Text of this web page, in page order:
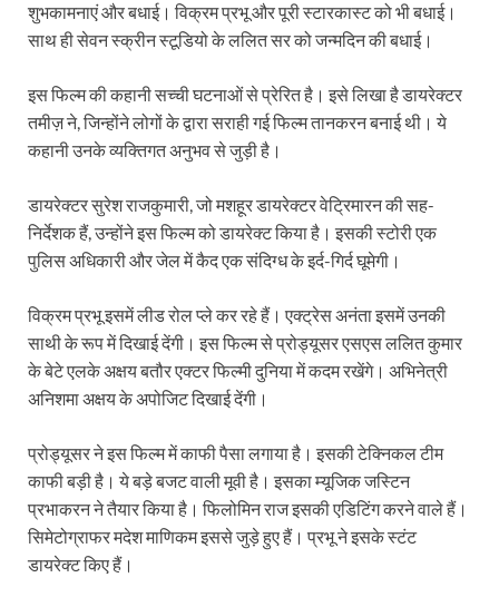
शुभकामनाएं और बधाई। विक्रम प्रभू और पूरी स्टारकास्ट को भी बधाई।
साथ ही सेवन स्क्रीन स्टूडियो के ललित सर को जन्मदिन की बधाई।
इस फिल्म की कहानी सच्ची घटनाओं से प्रेरित है। इसे लिखा है डायरेक्टर
तमीज़ ने, जिन्होंने लोगों के द्वारा सराही गई फिल्म तानकरन बनाई थी। ये
कहानी उनके व्यक्तिगत अनुभव से जुड़ी है।
डायरेक्टर सुरेश राजकुमारी, जो मशहूर डायरेक्टर वेट्रिमारन की सह-
निर्देशक हैं, उन्होंने इस फिल्म को डायरेक्ट किया है। इसकी स्टोरी एक
पुलिस अधिकारी और जेल में कैद एक संदिग्ध के इर्द-गिर्द घूमेगी।
विक्रम प्रभू इसमें लीड रोल प्ले कर रहे हैं। एक्ट्रेस अनंता इसमें उनकी
साथी के रूप में दिखाई देंगी। इस फिल्म से प्रोड्यूसर एसएस ललित कुमार
के बेटे एलके अक्षय बतौर एक्टर फिल्मी दुनिया में कदम रखेंगे। अभिनेत्री
अनिशमा अक्षय के अपोजिट दिखाई देंगी।
प्रोड्यूसर ने इस फिल्म में काफी पैसा लगाया है। इसकी टेक्निकल टीम
काफी बड़ी है। ये बड़े बजट वाली मूवी है। इसका म्यूजिक जस्टिन
प्रभाकरन ने तैयार किया है। फिलोमिन राज इसकी एडिटिंग करने वाले हैं।
सिमेटोग्राफर मदेश माणिकम इससे जुड़े हुए हैं। प्रभू ने इसके स्टंट
डायरेक्ट किए हैं।